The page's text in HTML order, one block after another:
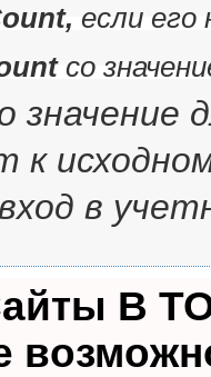
если
со
значение
к
в
В